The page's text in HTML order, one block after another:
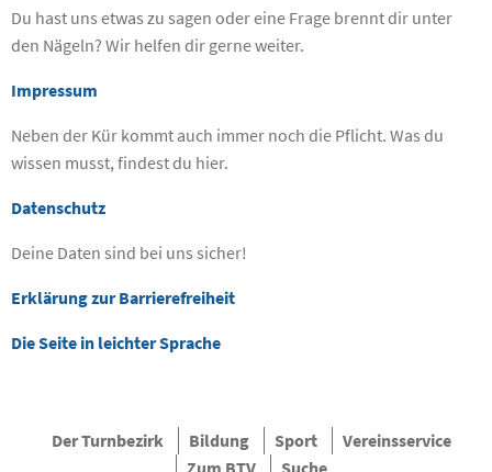
Du hast uns etwas zu sagen oder eine Frage brennt dir unter
den Nägeln? Wir helfen dir gerne weiter.
Impressum
Neben der Kür kommt auch immer noch die Pflicht. Was du
wissen musst, findest du hier.
Datenschutz
Deine Daten sind bei uns sicher!
Erklärung zur Barrierefreiheit
Die Seite in leichter Sprache
Der Turnbezirk Bildung Sport
Vereinsservice
Zum BTV
Suche